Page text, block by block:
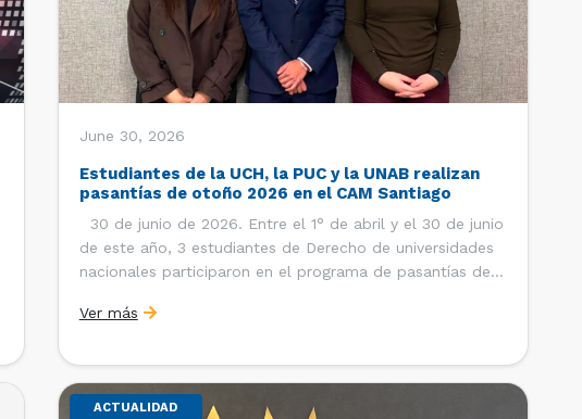
June 30, 2026
Estudiantes de la UCH, la PUC y la UNAB realizan
pasantías de otoño 2026 en el CAM Santiago
30 de junio de 2026. Entre el 1° de abril y el 30 de junio
de este año, 3 estudiantes de Derecho de universidades
nacionales participaron en el programa de pasantías del
Comercio de Santiago (CCS). Así, se realizaron […]
Ver más
ACTUALIDAD